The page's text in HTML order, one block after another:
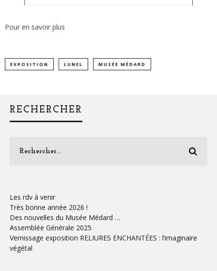
Pour en savoir plus
EXPOSITION LUNEL MUSÉE MÉDARD
RECHERCHER
Les rdv à venir
Très bonne année 2026 !
Des nouvelles du Musée Médard …
Assemblée Générale 2025
Vernissage exposition RELIURES ENCHANTÉES : l’imaginaire
végétal